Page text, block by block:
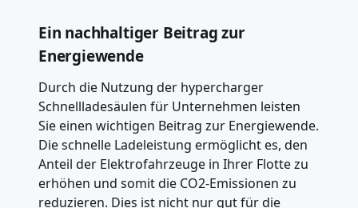
Ein nachhaltiger Beitrag zur
Energiewende
Durch die Nutzung der hypercharger
Schnellladesäulen für Unternehmen leisten
Sie einen wichtigen Beitrag zur Energiewende.
Die schnelle Ladeleistung ermöglicht es, den
Anteil der Elektrofahrzeuge in Ihrer Flotte zu
erhöhen und somit die CO2-Emissionen zu
reduzieren. Dies ist nicht nur gut für die